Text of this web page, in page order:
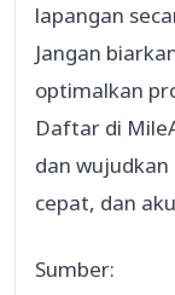
lapangan
Jangan
optimalkan
Daftar di
dan
cepat, dan
Sumber: